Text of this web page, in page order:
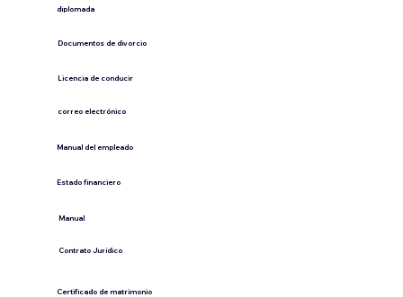
diplomada
Documentos de divorcio
Licencia de conducir
​correo electrónico
Manual del empleado
Estado financiero
​Manual
​Contrato Jurídico
Certificado de matrimonio